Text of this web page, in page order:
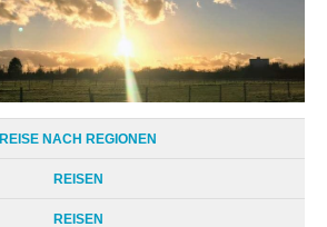
REISE NACH REGIONEN
REISEN
REISEN